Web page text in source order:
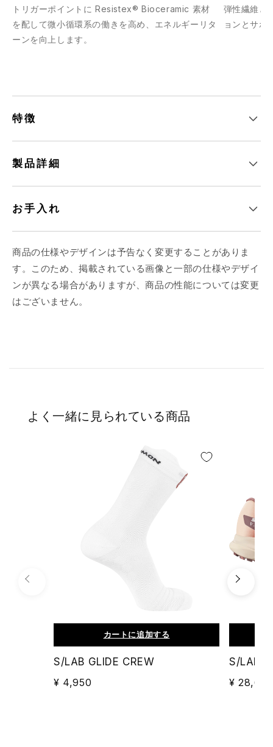
トリガーポイントに Resistex® Bioceramic 素材
を配して微小循環系の働きを高め、エネルギーリタ
ーンを向上します。
弾性繊維と
ョンとサポ
特徴
製品詳細
お手入れ
商品の仕様やデザインは予告なく変更することがありま
す。このため、掲載されている画像と一部の仕様やデザイ
ンが異なる場合がありますが、商品の性能については変更
はございません。
よく一緒に見られている商品
カートに追加する
S/LAB GLIDE CREW
¥ 4,950
S/LAB
¥ 28,600